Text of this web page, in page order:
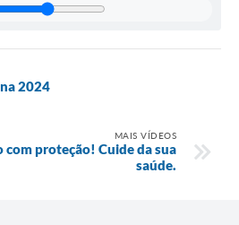
2024
MAIS VÍDEOS
com proteção! Cuide da sua
saúde.